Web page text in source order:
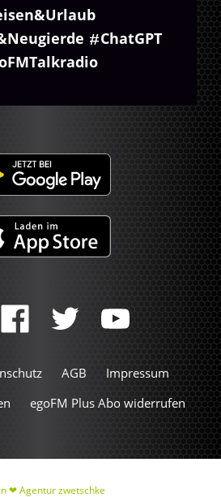
ChatGPT
AGB
Impressum
egoFM Plus Abo widerrufen
❤Agentur zwetschke